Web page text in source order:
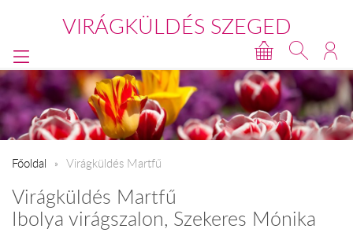
VIRÁGKÜLDÉS SZEGED
Főoldal Virágküldés Martfű
Virágküldés Martfű
Ibolya virágszalon, Szekeres Mónika